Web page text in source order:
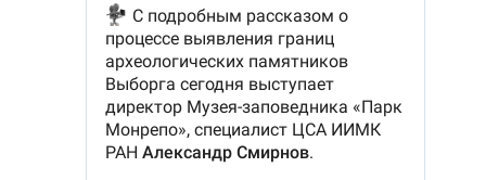
Волосовского
района помогли
роженице вов ...
03 сентября 2025, 11:37
сотрудник
помог
15 сентября 2025, 12:30